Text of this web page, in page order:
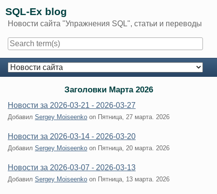
content
SQL-Ex blog
Новости сайта "Упражнения SQL", статьи и переводы
Navigation
Заголовки Марта 2026
Новости за 2026-03-21 - 2026-03-27
Добавил Sergey Moiseenko on Пятница, 27 марта. 2026
Новости за 2026-03-14 - 2026-03-20
Добавил Sergey Moiseenko on Пятница, 20 марта. 2026
Новости за 2026-03-07 - 2026-03-13
Добавил Sergey Moiseenko on Пятница, 13 марта. 2026